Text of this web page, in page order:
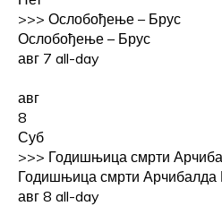
>>> Ослобођење – Брус
Ослобођење – Брус
авг 7 all-day
авг
8
Суб
>>> Годишњица смрти
Годишњица смрти Арчибалда
авг 8 all-day